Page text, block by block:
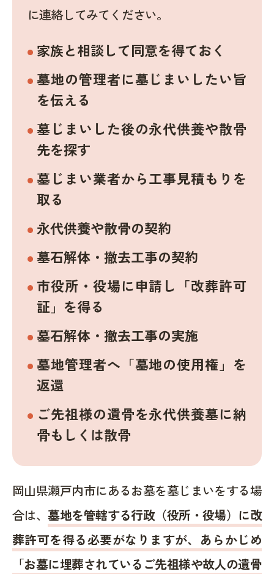
に連絡してみてください。
家族と相談して同意を得ておく
墓地の管理者に墓じまいしたい旨
を伝える
墓じまいした後の永代供養や散骨
先を探す
墓じまい業者から工事見積もりを
取る
永代供養や散骨の契約
墓石解体・撤去工事の契約
市役所・役場に申請し「改葬許可
証」を得る
墓石解体・撤去工事の実施
墓地管理者へ「墓地の使用権」を
返還
ご先祖様の遺骨を永代供養墓に納
骨もしくは散骨
岡山県瀬戸内市にあるお墓を墓じまいをする場
合は、墓地を管轄する行政（役所・役場）に改
葬許可を得る必要がなりますが、あらかじめ
「お墓に埋葬されているご先祖様や故人の遺骨